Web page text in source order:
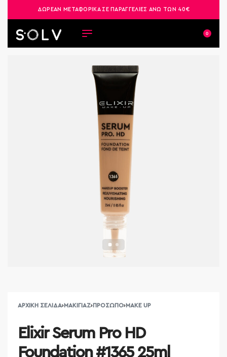
ΔΩΡΕΑΝ ΜΕΤΑΦΟΡΙΚΑ ΣΕ ΠΑΡΑΓΓΕΛΙΕΣ ΑΝΩ ΤΩΝ 40€
0
ΑΡΧΙΚΉ ΣΕΛΊΔΑ›ΜΑΚΙΓΙΆΖ›ΠΡΌΣΩΠΟ›MAKE UP
Elixir Serum Pro HD
Foundation #1365 25ml